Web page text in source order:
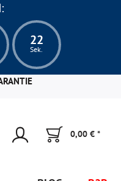
:
21
Sek.
0,00 € *